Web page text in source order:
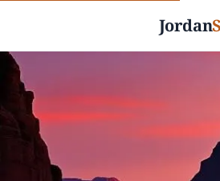
Jordan